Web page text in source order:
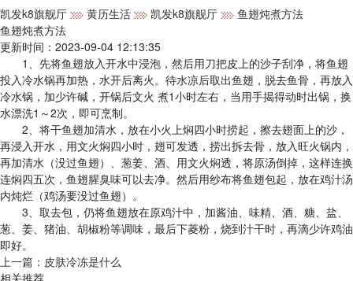
凯发k8旗舰厅 黄历生活 凯发k8旗舰厅
鱼翅炖煮方法
鱼翅炖煮方法
更新时间：2023-09-04 12:13:35
1、先将鱼翅放入开水中浸泡，然后用刀把皮上的沙子刮净，将鱼翅
投入冷水锅再加热，水开后离火。待水凉后取出鱼翅，脱去鱼骨，再放入
冷水锅，加少许碱，开锅后文火 煮1小时左右，当用手揭得动时出锅，换
水漂洗1～2次，即可烹制。
2、将干鱼翅加清水，放在小火上焖四小时捞起，擦去翅面上的沙，
再浸入开水，用文火焖四小时，翅可发透，捞出拆去骨，放入旺火锅内，
再加清水（没过鱼翅）、葱姜、酒、用文火焖透，将原汤倒掉，这样连换
连焖四五次，鱼翅腥臭味可以去净。然后用纱布将鱼翅包起，放在鸡汁汤
内炖烂（鸡汤要没过鱼翅）。
3、取去包，仍将鱼翅放在原鸡汁中，加酱油、味精、酒、糖、盐、
葱、姜、猪油、胡椒粉等调味，最后下菱粉，烧到汁干时，再滴少许鸡油
即好。
上一篇： 皮肤冷冻是什么
相关推荐